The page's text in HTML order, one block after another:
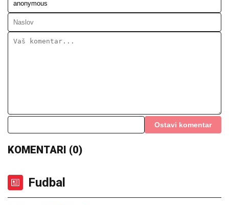
Ostavi komentar
KOMENTARI (0)
Fudbal